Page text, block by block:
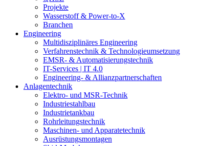
Projekte
Wasserstoff & Power-to-X
Branchen
Engineering
Multidisziplinäres Engineering
Verfahrenstechnik & Technologieumsetzung
EMSR- & Automatisierungstechnik
IT-Services | IT 4.0
Engineering- & Allianzpartnerschaften
Anlagentechnik
Elektro- und MSR-Technik
Industriestahlbau
Industrietankbau
Rohrleitungstechnik
Maschinen- und Apparatetechnik
Ausrüstungsmontagen